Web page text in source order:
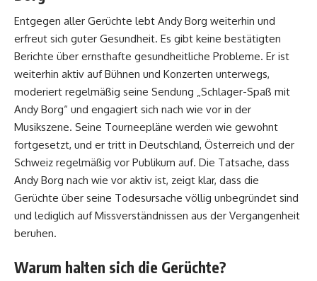
Entgegen aller Gerüchte lebt Andy Borg weiterhin und
erfreut sich guter Gesundheit. Es gibt keine bestätigten
Berichte über ernsthafte gesundheitliche Probleme. Er ist
weiterhin aktiv auf Bühnen und Konzerten unterwegs,
moderiert regelmäßig seine Sendung „Schlager-Spaß mit
Andy Borg“ und engagiert sich nach wie vor in der
Musikszene. Seine Tourneepläne werden wie gewohnt
fortgesetzt, und er tritt in Deutschland, Österreich und der
Schweiz regelmäßig vor Publikum auf. Die Tatsache, dass
Andy Borg nach wie vor aktiv ist, zeigt klar, dass die
Gerüchte über seine Todesursache völlig unbegründet sind
und lediglich auf Missverständnissen aus der Vergangenheit
beruhen.
Warum halten sich die Gerüchte?